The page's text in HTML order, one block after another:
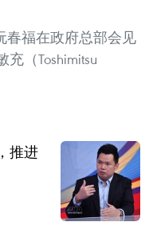
春福在政府总部会见
（Toshimitsu
推进